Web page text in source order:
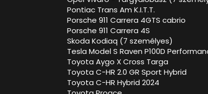
Pontiac Trans Am K.I.T.T.
Porsche 911 Carrera 4GTS cabrio
Porsche 911 Carrera 4S
Skoda Kodiaq (7 személyes)
Tesla Model S Raven P100D
Toyota Aygo X Cross Targa
Toyota C-HR 2.0 GR Sport Hybrid
Toyota C-HR Hybrid 2024